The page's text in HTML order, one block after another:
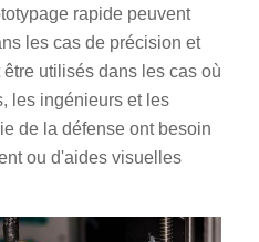
rapide peuvent
les cas de précision et
utilisés dans les cas où
les ingénieurs et les
de la défense ont besoin
ou d'aides visuelles